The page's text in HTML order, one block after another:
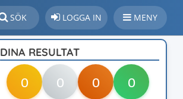
SÖK LOGGA IN MENY
DINA RESULTAT
0 0 0 0